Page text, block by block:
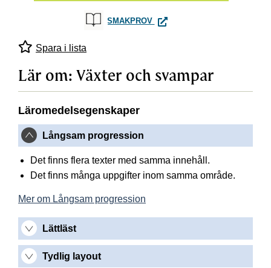
SMAKPROV LÄR OM: VÄXTER OCH
Spara i lista
Lär om: Växter och svampar
Läromedelsegenskaper
Långsam progression
Det finns flera texter med samma innehåll.
Det finns många uppgifter inom samma område.
Mer om Långsam progression
Lättläst
Tydlig layout